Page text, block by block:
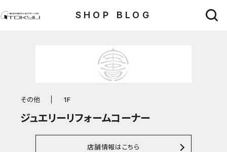
SHOP BLOG
その他 1F
ジュエリーリフォームコーナー
店舗情報はこちら